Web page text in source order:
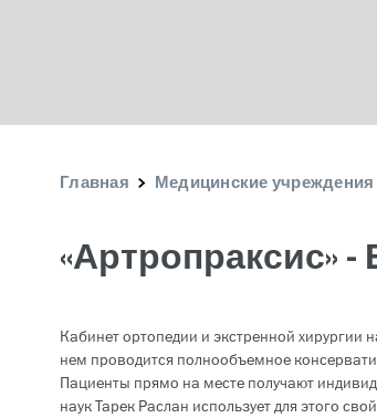
Главная Медицинские
«Артропраксис» -
Кабинет ортопедии и экстренной хирургии
нем проводится полнообъемное
Пациенты прямо на месте получают
наук Тарек Раслан использует для этого